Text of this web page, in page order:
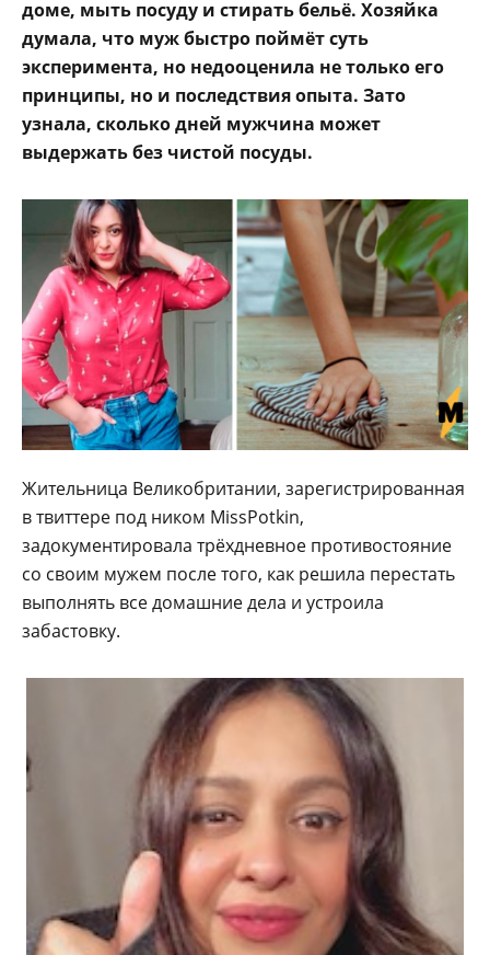
доме, мыть посуду и стирать бельё. Хозяйка
думала, что муж быстро поймёт суть
эксперимента, но недооценила не только его
принципы, но и последствия опыта. Зато
узнала, сколько дней мужчина может
выдержать без чистой посуды.
Жительница Великобритании, зарегистрированная
в твиттере под ником MissPotkin,
задокументировала трёхдневное противостояние
со своим мужем после того, как решила перестать
выполнять все домашние дела и устроила
забастовку.